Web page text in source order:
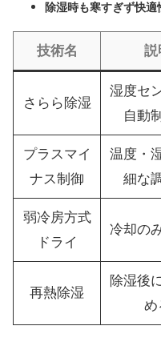
除湿時も寒すぎず快適
技術名 説
さらら除湿
湿度セ
自動
プラスマイ
ナス制御
温度・
細な
弱冷房方式
ドライ
冷却の
再熱除湿
除湿後
め